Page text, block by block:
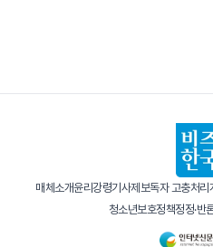
매체소개윤리강령기사제보독자 고충처리
청소년보호정책정정·반